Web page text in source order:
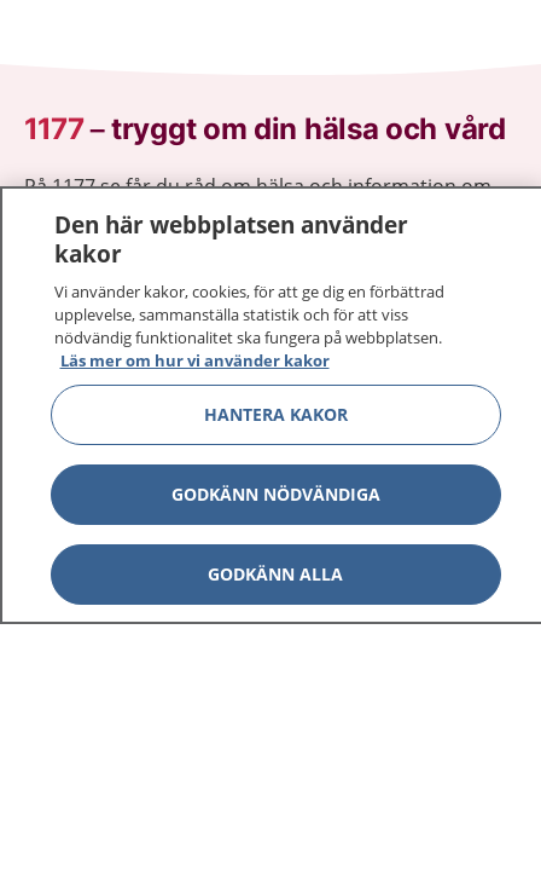
1177–tryggt om din hälsa och vård
På 1177.se får du råd om hälsa och information om
sjukdomar och vilka mottagningar du kan kontakta.
Logga in för att läsa din journal och göra dina
sjukvårdsrådgivning dygnet runt.
1177 ger dig råd när du vill må bättre.
1177 på flera språk Visa
Om 1177 Visa
Kontakt
Den här webbplatsen använder
kakor
Vi använder kakor, cookies, för att ge dig en förbättrad
upplevelse, sammanställa statistik och för att viss
nödvändig funktionalitet ska fungera på webbplatsen.
Läs mer om hur vi använder kakor
HANTERA KAKOR
GODKÄNN NÖDVÄNDIGA
GODKÄNN ALLA